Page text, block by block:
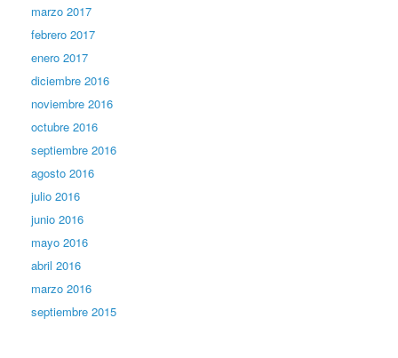
marzo 2017
febrero 2017
enero 2017
diciembre 2016
noviembre 2016
octubre 2016
septiembre 2016
agosto 2016
julio 2016
junio 2016
mayo 2016
abril 2016
marzo 2016
septiembre 2015